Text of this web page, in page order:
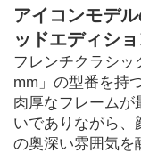
アイコンモデ
ッドエディシ
フレンチクラシッ
mm」の型番を持
肉厚なフレームが
いでありながら、
の奥深い雰囲気を